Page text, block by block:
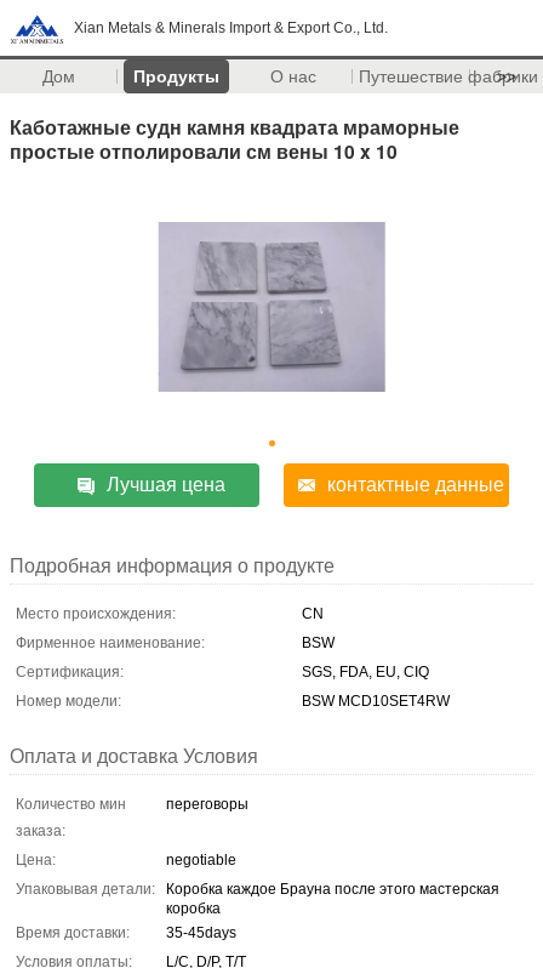
Xian Metals & Minerals Import & Export Co., Ltd.
Дом Продукты О нас Путешествие фабрики
>>
Каботажные судн камня квадрата мраморные
простые отполировали см вены 10 x 10
Лучшая цена контактные данные
Подробная информация о продукте
Место происхождения:
CN
Фирменное наименование:
BSW
Сертификация:
SGS, FDA, EU, CIQ
Номер модели:
BSW MCD10SET4RW
Оплата и доставка Условия
Количество мин
заказа:
переговоры
Цена:
negotiable
Упаковывая детали:
Коробка каждое Брауна после этого мастерская
коробка
Время доставки:
35-45days
Условия оплаты:
L/C, D/P, T/T